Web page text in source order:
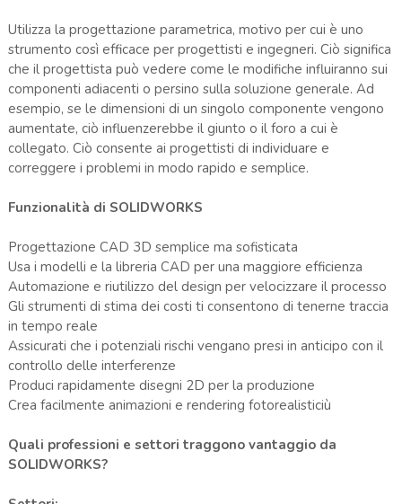
Utilizza la progettazione parametrica, motivo per cui è uno
strumento così efficace per progettisti e ingegneri. Ciò significa
che il progettista può vedere come le modifiche influiranno sui
componenti adiacenti o persino sulla soluzione generale. Ad
esempio, se le dimensioni di un singolo componente vengono
aumentate, ciò influenzerebbe il giunto o il foro a cui è
collegato. Ciò consente ai progettisti di individuare e
correggere i problemi in modo rapido e semplice.
Funzionalità di SOLIDWORKS
Progettazione CAD 3D semplice ma sofisticata
Usa i modelli e la libreria CAD per una maggiore efficienza
Automazione e riutilizzo del design per velocizzare il processo
Gli strumenti di stima dei costi ti consentono di tenerne traccia
in tempo reale
Assicurati che i potenziali rischi vengano presi in anticipo con il
controllo delle interferenze
Produci rapidamente disegni 2D per la produzione
Crea facilmente animazioni e rendering fotorealisticiù
Quali professioni e settori traggono vantaggio da
SOLIDWORKS?